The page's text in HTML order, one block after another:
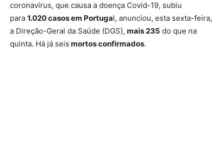
coronavírus, que causa a doença Covid-19, subiu
para 1.020 casos em Portugal, anunciou, esta sexta-feira,
a Direção-Geral da Saúde (DGS), mais 235 do que na
quinta. Há já seis mortos confirmados.